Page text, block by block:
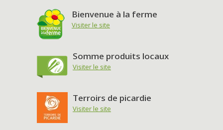
Bienvenue à la ferme
Visiter le site
Somme produits locaux
Visiter le site
Terroirs de picardie
Visiter le site